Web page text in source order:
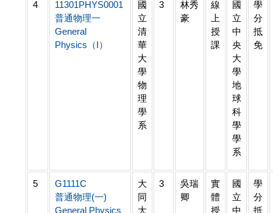
4
11301PHYS0001
普通物理一
General
Physics（I）
國
立
清
華
大
學
物
理
學
系
3
林秀
豪
線
上
授
課
國
立
中
央
大
學
地
球
科
學
學
系
學
分
抵
免
5
G1111C
普通物理(一)
General Physics
大
同
大
3
吳瑞
卿
實
體
授
國
立
中
學
分
抵